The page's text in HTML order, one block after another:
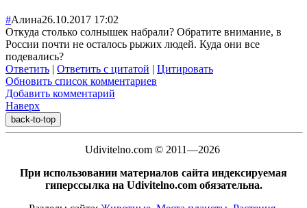
#Алина26.10.2017 17:02
Откуда столько солнышек набрали? Обратите внимание, в
России почти не осталось рыжих людей. Куда они все
подевались?
Ответить | Ответить с цитатой | Цитировать
Обновить список комментариев
Добавить комментарий
Наверх
back-to-top
Udivitelno.com © 2011—2026
При использовании материалов сайта индексируемая
гиперссылка на Udivitelno.com обязательна.